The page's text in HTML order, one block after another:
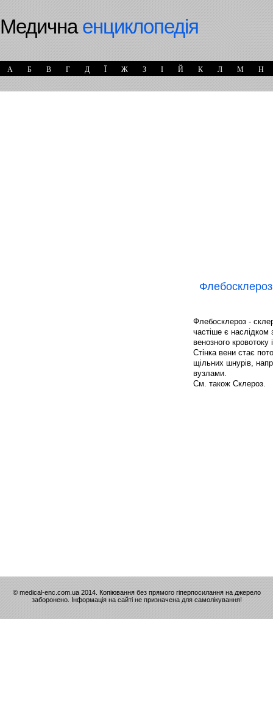
Медичнаенциклопедія
А Б В Г Д Ї Ж З І Й К Л М Н
Флебосклероз
Флебосклероз -
частіше є наслідком
венозного кровотоку
Стінка вени стає
щільних шнурів,
вузлами.
См. також Склероз.
© medical-enc.com.ua 2014. Копіювання без прямого гіперпосилання на джерело
заборонено. Інформація на сайті не призначена для самолікування!